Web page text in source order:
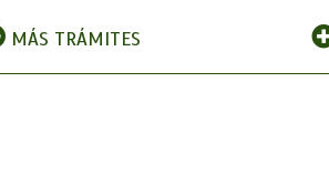
MÁS TRÁMITES